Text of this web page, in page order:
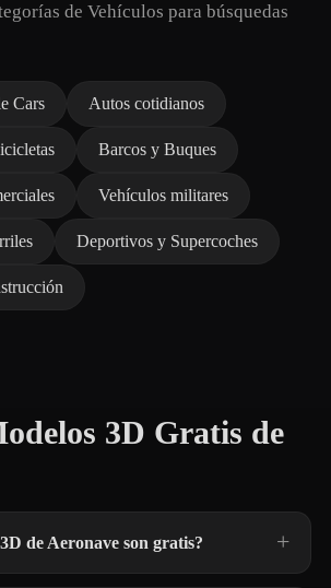
de Vehículos para búsquedas
Cars Autos cotidianos
Barcos y Buques
Vehículos militares
Deportivos y Supercoches
3D Gratis de
de Aeronave son gratis?